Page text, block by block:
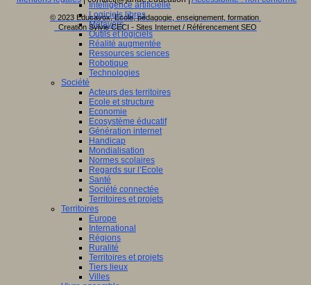
Intelligence artificielle
Logiciels libres
Métavers
Outils et logiciels
Réalité augmentée
Ressources sciences
Robotique
Technologies
Société
Acteurs des territoires
Ecole et structure
Economie
Ecosystème éducatif
Génération internet
Handicap
Mondialisation
Normes scolaires
Regards sur l’Ecole
Santé
Société connectée
Territoires et projets
Territoires
Europe
International
Régions
Ruralité
Territoires et projets
Tiers lieux
Villes
© 2023 Educavox, Ecole, pédagogie, enseignement, formation
Creation Sylvie CECI - Sites Internet / Référencement SEO